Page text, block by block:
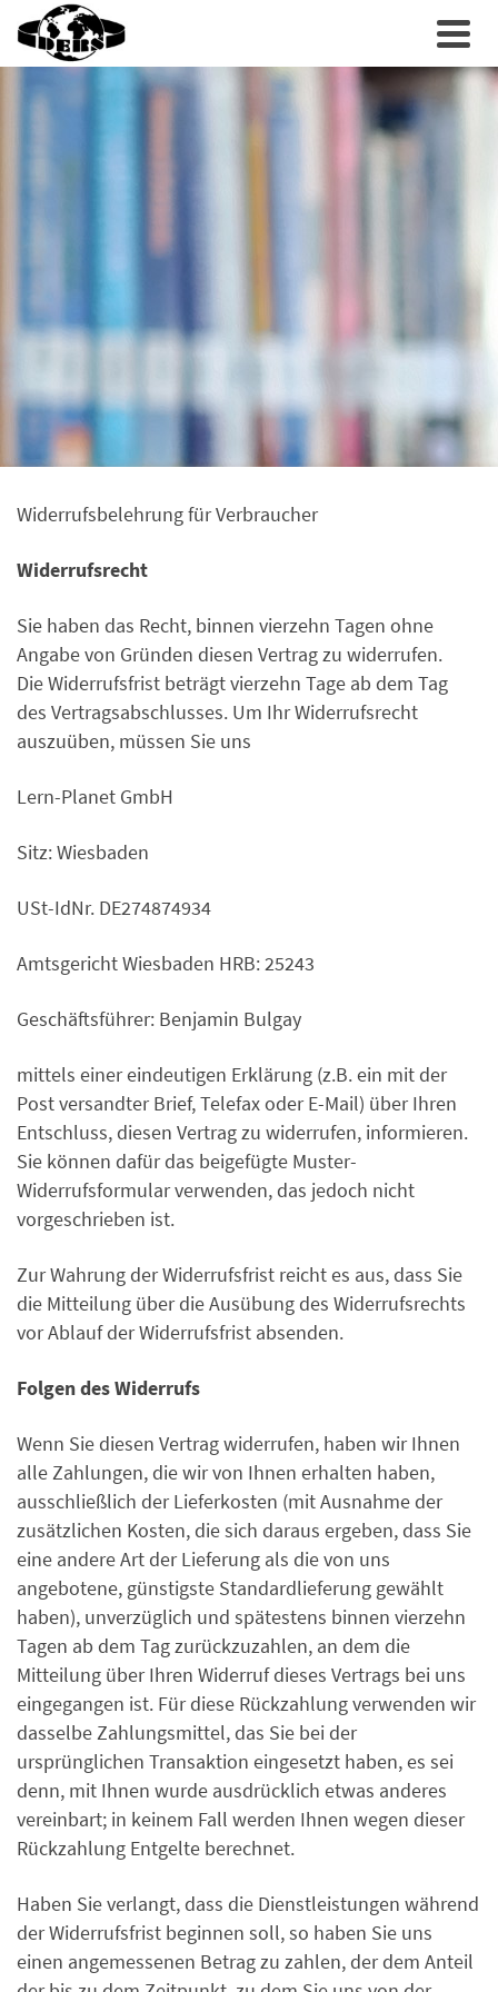
Widerrufsbelehrung für Verbraucher
Widerrufsrecht
Sie haben das Recht, binnen vierzehn Tagen ohne
Angabe von Gründen diesen Vertrag zu widerrufen.
Die Widerrufsfrist beträgt vierzehn Tage ab dem Tag
des Vertragsabschlusses. Um Ihr Widerrufsrecht
auszuüben, müssen Sie uns
Lern-Planet GmbH
Sitz: Wiesbaden
USt-IdNr. DE274874934
Amtsgericht Wiesbaden HRB: 25243
Geschäftsführer: Benjamin Bulgay
mittels einer eindeutigen Erklärung (z.B. ein mit der
Post versandter Brief, Telefax oder E-Mail) über Ihren
Entschluss, diesen Vertrag zu widerrufen, informieren.
Sie können dafür das beigefügte Muster-
Widerrufsformular verwenden, das jedoch nicht
vorgeschrieben ist.
Zur Wahrung der Widerrufsfrist reicht es aus, dass Sie
die Mitteilung über die Ausübung des Widerrufsrechts
vor Ablauf der Widerrufsfrist absenden.
Folgen des Widerrufs
Wenn Sie diesen Vertrag widerrufen, haben wir Ihnen
alle Zahlungen, die wir von Ihnen erhalten haben,
ausschließlich der Lieferkosten (mit Ausnahme der
zusätzlichen Kosten, die sich daraus ergeben, dass Sie
eine andere Art der Lieferung als die von uns
angebotene, günstigste Standardlieferung gewählt
haben), unverzüglich und spätestens binnen vierzehn
Tagen ab dem Tag zurückzuzahlen, an dem die
Mitteilung über Ihren Widerruf dieses Vertrags bei uns
eingegangen ist. Für diese Rückzahlung verwenden wir
dasselbe Zahlungsmittel, das Sie bei der
ursprünglichen Transaktion eingesetzt haben, es sei
denn, mit Ihnen wurde ausdrücklich etwas anderes
vereinbart; in keinem Fall werden Ihnen wegen dieser
Rückzahlung Entgelte berechnet.
Haben Sie verlangt, dass die Dienstleistungen während
der Widerrufsfrist beginnen soll, so haben Sie uns
einen angemessenen Betrag zu zahlen, der dem Anteil